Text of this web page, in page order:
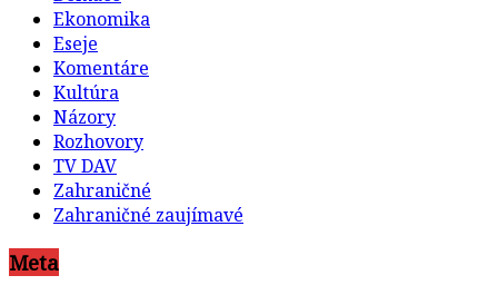
Ekonomika
Eseje
Komentáre
Kultúra
Názory
Rozhovory
TV DAV
Zahraničné
Zahraničné zaujímavé
Meta